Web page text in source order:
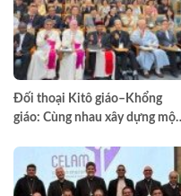
Đối thoại Kitô giáo–Khổng
giáo: Cùng nhau xây dựng một